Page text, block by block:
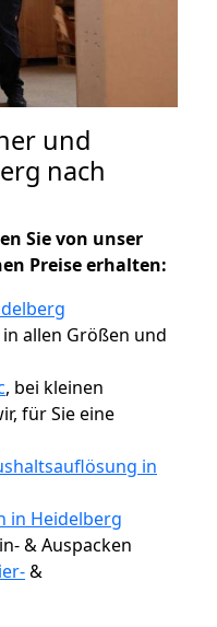
und
nach
Sie von unser
Preise erhalten:
in allen Größen und
, bei kleinen
für Sie eine
in
in Heidelberg
& Auspacken
&